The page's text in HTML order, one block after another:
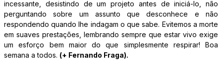
incessante, desistindo de um projeto antes de iniciá-lo, não
perguntando sobre um assunto que desconhece e não
respondendo quando lhe indagam o que sabe. Evitemos a morte
em suaves prestações, lembrando sempre que estar vivo exige
um esforço bem maior do que simplesmente respirar! Boa
semana a todos. (+ Fernando Fraga).